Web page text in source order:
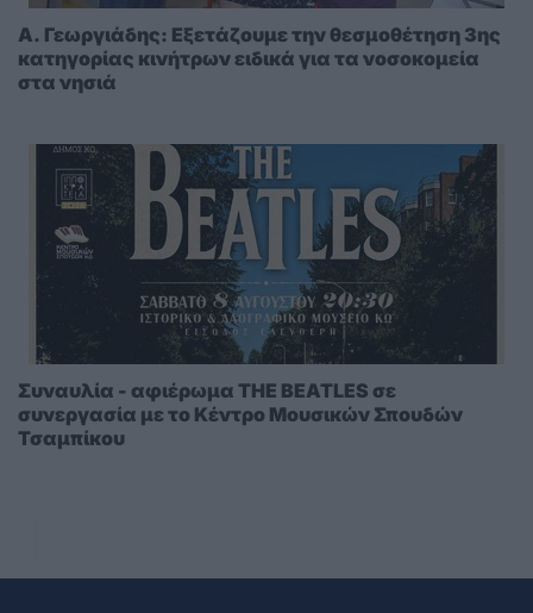
A. Γεωργιάδης: Eξετάζουμε την θεσμοθέτηση 3ης
κατηγορίας κινήτρων ειδικά για τα νοσοκομεία
στα νησιά
Συναυλία - αφιέρωμα THE BEATLES σε
συνεργασία με το Κέντρο Μουσικών Σπουδών
Τσαμπίκου